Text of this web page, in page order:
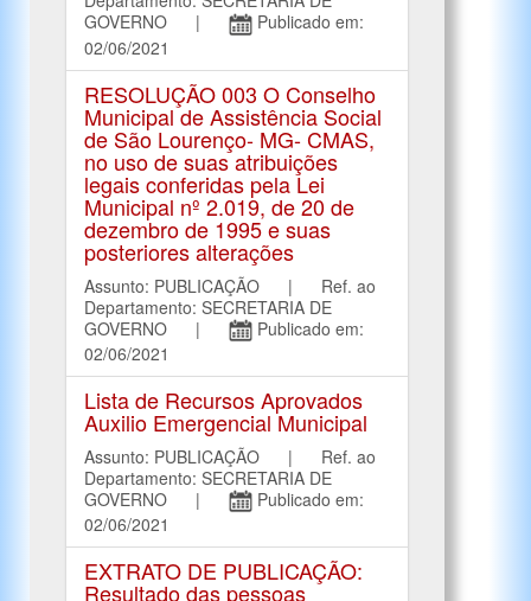
GOVERNO |
Publicado em:
02/06/2021
RESOLUÇÃO 003 O Conselho
Municipal de Assistência Social
de São Lourenço- MG- CMAS,
no uso de suas atribuições
legais conferidas pela Lei
Municipal nº 2.019, de 20 de
dezembro de 1995 e suas
posteriores alterações
Assunto: PUBLICAÇÃO | Ref. ao
Departamento: SECRETARIA DE
GOVERNO |
Publicado em:
02/06/2021
Lista de Recursos Aprovados
Auxilio Emergencial Municipal
Assunto: PUBLICAÇÃO | Ref. ao
Departamento: SECRETARIA DE
GOVERNO |
Publicado em:
02/06/2021
EXTRATO DE PUBLICAÇÃO:
Resultado das pessoas